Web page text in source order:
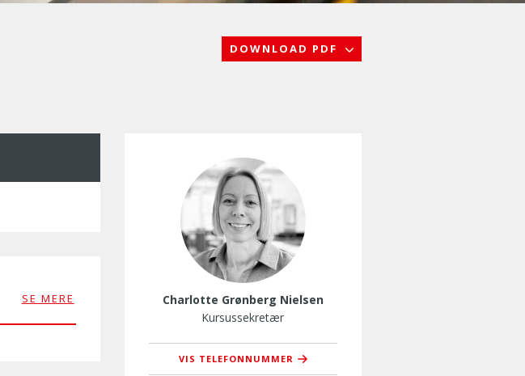
DOWNLOAD PDF
SE MERE
Charlotte Grønberg Nielsen
Kursussekretær
VIS TELEFONNUMMER
76 37 37 42